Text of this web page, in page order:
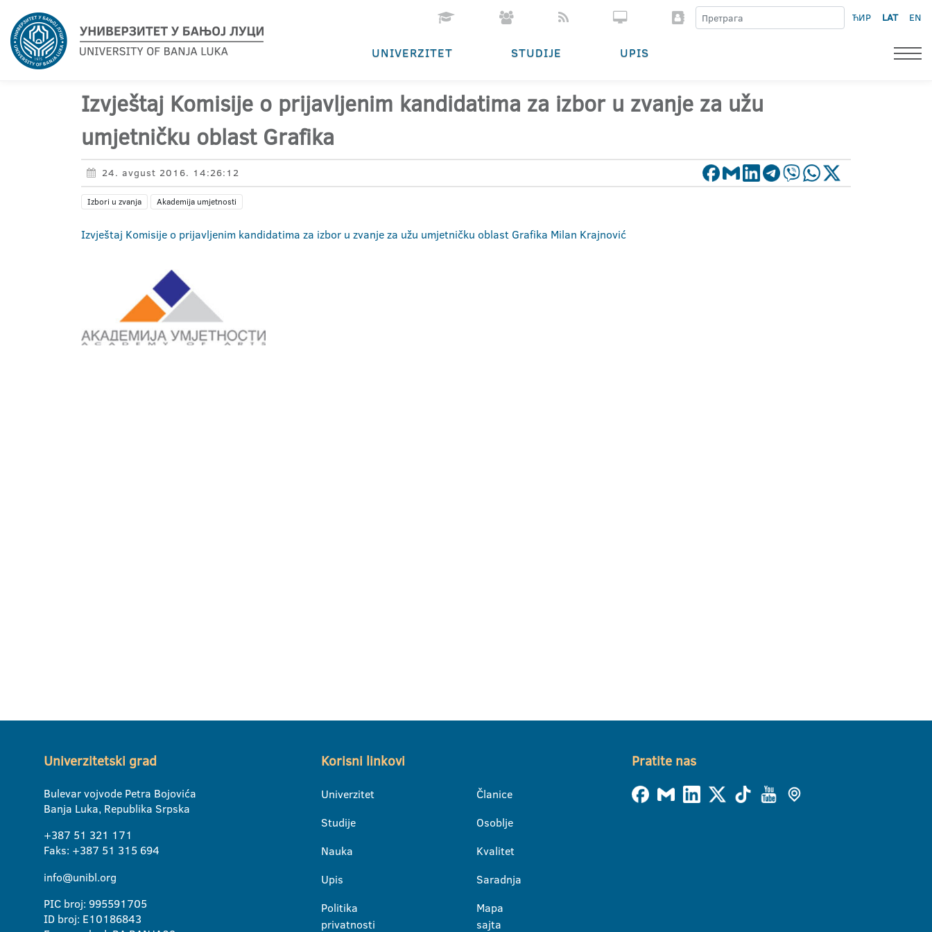
ЋИР LAT EN
UNIVERZITET STUDIJE UPIS
Izvještaj Komisije o prijavljenim kandidatima za izbor u zvanje za užu
umjetničku oblast Grafika
24. avgust 2016. 14:26:12
Izbori u zvanja Akademija umjetnosti
Izvještaj Komisije o prijavljenim kandidatima za izbor u zvanje za užu umjetničku oblast Grafika Milan Krajnović
Univerzitetski grad
Bulevar vojvode Petra Bojovića
Banja Luka, Republika Srpska
+387 51 321 171
Faks: +387 51 315 694
info@unibl.org
PIC broj: 995591705
ID broj: E10186843
Korisni linkovi
Univerzitet
Studije
Nauka
Upis
Politika
privatnosti
Članice
Osoblje
Kvalitet
Saradnja
Mapa
sajta
Pratite nas